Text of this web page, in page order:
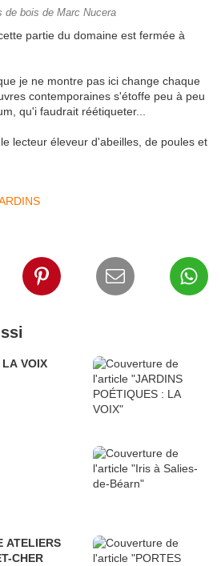
de bois de Marc Nucera
partie du domaine est fermée à
je ne montre pas ici change chaque
contemporaines s'étoffe peu à peu
qu'i faudrait réétiqueter...
lecteur éleveur d'abeilles, de poules et
LA VOIX
ATELIERS
CHER